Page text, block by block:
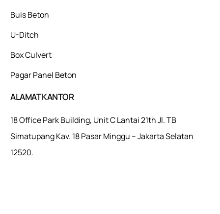
Buis Beton
U-Ditch
Box Culvert
Pagar Panel Beton
ALAMAT KANTOR
18 Office Park Building, Unit C Lantai 21th Jl. TB
Simatupang Kav. 18 Pasar Minggu – Jakarta Selatan
12520.